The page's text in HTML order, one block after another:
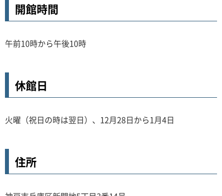
開館時間
午前10時から午後10時
休館日
火曜（祝日の時は翌日）、12月28日から1月4日
住所